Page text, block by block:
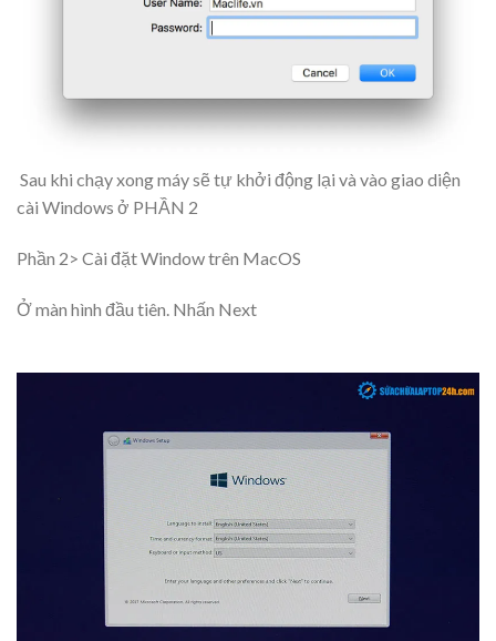
Sau khi chạy xong máy sẽ tự khởi động lại và vào giao diện
cài Windows ở PHẦN 2
Phần 2> Cài đặt Window trên MacOS
Ở màn hình đầu tiên. Nhấn Next